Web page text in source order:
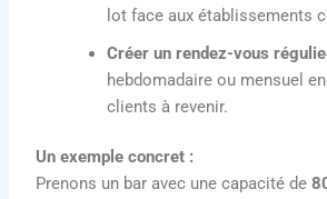
lot face aux établissements
Créer un rendez-vous
hebdomadaire ou mensuel
clients à revenir.
Un exemple concret :
Prenons un bar avec une capacité de